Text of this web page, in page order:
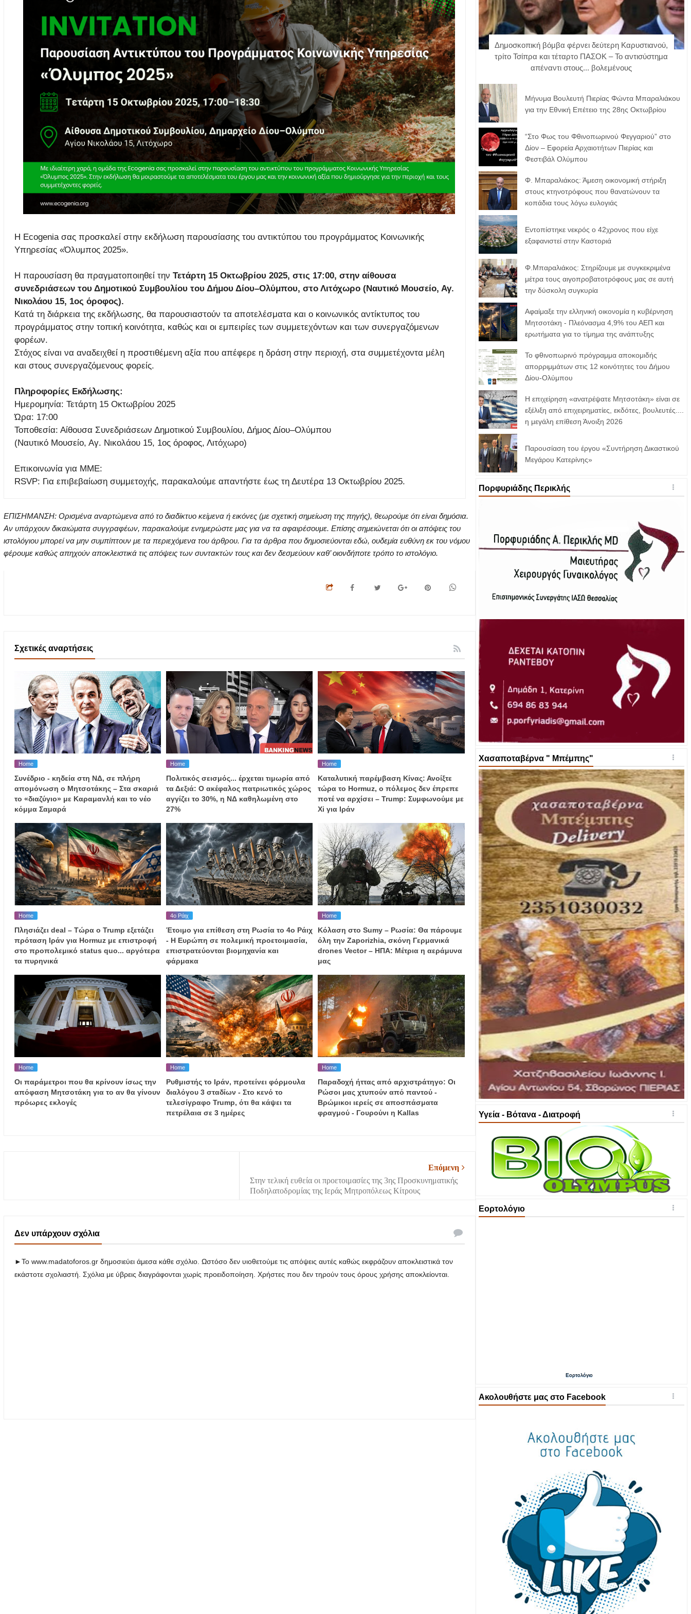
Η Ecogenia σας προσκαλεί στην εκδήλωση παρουσίασης του αντικτύπου του προγράμματος Κοινωνικής
Υπηρεσίας «Όλυμπος 2025».
Η παρουσίαση θα πραγματοποιηθεί την Τετάρτη 15 Οκτωβρίου 2025, στις 17:00, στην αίθουσα
συνεδριάσεων του Δημοτικού Συμβουλίου του Δήμου Δίου–Ολύμπου, στο Λιτόχωρο (Ναυτικό Μουσείο, Αγ.
Νικολάου 15, 1ος όροφος).
Κατά τη διάρκεια της εκδήλωσης, θα παρουσιαστούν τα αποτελέσματα και ο κοινωνικός αντίκτυπος του
προγράμματος στην τοπική κοινότητα, καθώς και οι εμπειρίες των συμμετεχόντων και των συνεργαζόμενων
φορέων.
Στόχος είναι να αναδειχθεί η προστιθέμενη αξία που απέφερε η δράση στην περιοχή, στα συμμετέχοντα μέλη
και στους συνεργαζόμενους φορείς.
Πληροφορίες Εκδήλωσης:
Ημερομηνία: Τετάρτη 15 Οκτωβρίου 2025
Ώρα: 17:00
Τοποθεσία: Αίθουσα Συνεδριάσεων Δημοτικού Συμβουλίου, Δήμος Δίου–Ολύμπου
(Ναυτικό Μουσείο, Αγ. Νικολάου 15, 1ος όροφος, Λιτόχωρο)
Επικοινωνία για ΜΜΕ:
RSVP: Για επιβεβαίωση συμμετοχής, παρακαλούμε απαντήστε έως τη Δευτέρα 13 Οκτωβρίου 2025.
ΕΠΙΣΗΜΑΝΣΗ: Ορισμένα αναρτώμενα από το διαδίκτυο κείμενα ή εικόνες (με σχετική σημείωση της πηγής), θεωρούμε ότι είναι δημόσια.
Αν υπάρχουν δικαιώματα συγγραφέων, παρακαλούμε ενημερώστε μας για να τα αφαιρέσουμε. Επίσης σημειώνεται ότι οι απόψεις του
ιστολόγιου μπορεί να μην συμπίπτουν με τα περιεχόμενα του άρθρου. Για τα άρθρα που δημοσιεύονται εδώ, ουδεμία ευθύνη εκ του νόμου
φέρουμε καθώς απηχούν αποκλειστικά τις απόψεις των συντακτών τους και δεν δεσμεύουν καθ’ οιονδήποτε τρόπο το ιστολόγιο.
Σχετικές αναρτήσεις
Home
Συνέδριο - κηδεία στη ΝΔ, σε πλήρη
απομόνωση ο Μητσοτάκης – Στα σκαριά
το «διαζύγιο» με Καραμανλή και το νέο
κόμμα Σαμαρά
Home
Πολιτικός σεισμός... έρχεται τιμωρία από
τα Δεξιά: Ο ακέφαλος πατριωτικός χώρος
αγγίζει το 30%, η ΝΔ καθηλωμένη στο
27%
Home
Καταλυτική παρέμβαση Κίνας: Ανοίξτε
τώρα το Hormuz, o πόλεμος δεν έπρεπε
ποτέ να αρχίσει – Trump: Συμφωνούμε με
Xi για Ιράν
Home
Πλησιάζει deal – Τώρα ο Trump εξετάζει
πρόταση Ιράν για Hormuz με επιστροφή
στο προπολεμικό status quo... αργότερα
τα πυρηνικά
4ο Ράιχ
Έτοιμο για επίθεση στη Ρωσία το 4ο Ράιχ
- Η Ευρώπη σε πολεμική προετοιμασία,
επιστρατεύονται βιομηχανία και
φάρμακα
Home
Κόλαση στο Sumy – Ρωσία: Θα πάρουμε
όλη την Zaporizhia, σκόνη Γερμανικά
drones Vector – ΗΠΑ: Μέτρια η αεράμυνα
μας
Home
Οι παράμετροι που θα κρίνουν ίσως την
απόφαση Μητσοτάκη για το αν θα γίνουν
πρόωρες εκλογές
Home
Ρυθμιστής το Ιράν, προτείνει φόρμουλα
διαλόγου 3 σταδίων - Στο κενό το
τελεσίγραφο Trump, ότι θα κάψει τα
πετρέλαια σε 3 ημέρες
Home
Παραδοχή ήττας από αρχιστράτηγο: Οι
Ρώσοι μας χτυπούν από παντού -
Βρώμικοι ιερείς σε αποσπάσματα
φραγμού - Γουρούνι η Kallas
Επόμενη
Στην τελική ευθεία οι προετοιμασίες της 3ης Προσκυνηματικής
Ποδηλατοδρομίας της Ιεράς Μητροπόλεως Κίτρους
Δεν υπάρχουν σχόλια
►Το www.madatoforos.gr δημοσιεύει άμεσα κάθε σχόλιο. Ωστόσο δεν υιοθετούμε τις απόψεις αυτές καθώς εκφράζουν αποκλειστικά τον
εκάστοτε σχολιαστή. Σχόλια με ύβρεις διαγράφονται χωρίς προειδοποίηση. Χρήστες που δεν τηρούν τους όρους χρήσης αποκλείονται.
Δημοσκοπική βόμβα φέρνει δεύτερη Καρυστιανού,
τρίτο Τσίπρα και τέταρτο ΠΑΣΟΚ – Το αντισύστημα
απέναντι στους... βολεμένους
Μήνυμα Βουλευτή Πιερίας Φώντα Μπαραλιάκου
για την Εθνική Επέτειο της 28ης Οκτωβρίου
“Στο Φως του Φθινοπωρινού Φεγγαριού” στο
Δίον – Εφορεία Αρχαιοτήτων Πιερίας και
Φεστιβάλ Ολύμπου
Φ. Μπαραλιάκος: Άμεση οικονομική στήριξη
στους κτηνοτρόφους που θανατώνουν τα
κοπάδια τους λόγω ευλογιάς
Εντοπίστηκε νεκρός ο 42χρονος που είχε
εξαφανιστεί στην Καστοριά
Φ.Μπαραλιάκος: Στηρίζουμε με συγκεκριμένα
μέτρα τους αιγοπροβατοτρόφoυς μας σε αυτή
την δύσκολη συγκυρία
Αφαίμαξε την ελληνική οικονομία η κυβέρνηση
Μητσοτάκη - Πλεόνασμα 4,9% του ΑΕΠ και
ερωτήματα για το τίμημα της ανάπτυξης
Το φθινοπωρινό πρόγραμμα αποκομιδής
απορριμμάτων στις 12 κοινότητες του Δήμου
Δίου-Ολύμπου
Η επιχείρηση «ανατρέψατε Μητσοτάκη» είναι σε
εξέλιξη από επιχειρηματίες, εκδότες, βουλευτές....
η μεγάλη επίθεση Άνοιξη 2026
Παρουσίαση του έργου «Συντήρηση Δικαστικού
Μεγάρου Κατερίνης»
Πορφυριάδης Περικλής
Χασαποταβέρνα " Μπέμπης"
Υγεία - Βότανα - Διατροφή
Εορτολόγιο
Εορτολόγιο
Ακολουθήστε μας στο Facebook